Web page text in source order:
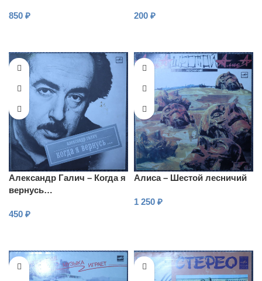
850 ₽ 200 ₽
Александр Галич – Когда я
вернусь…
450 ₽
Алиса – Шестой лесничий
1 250 ₽